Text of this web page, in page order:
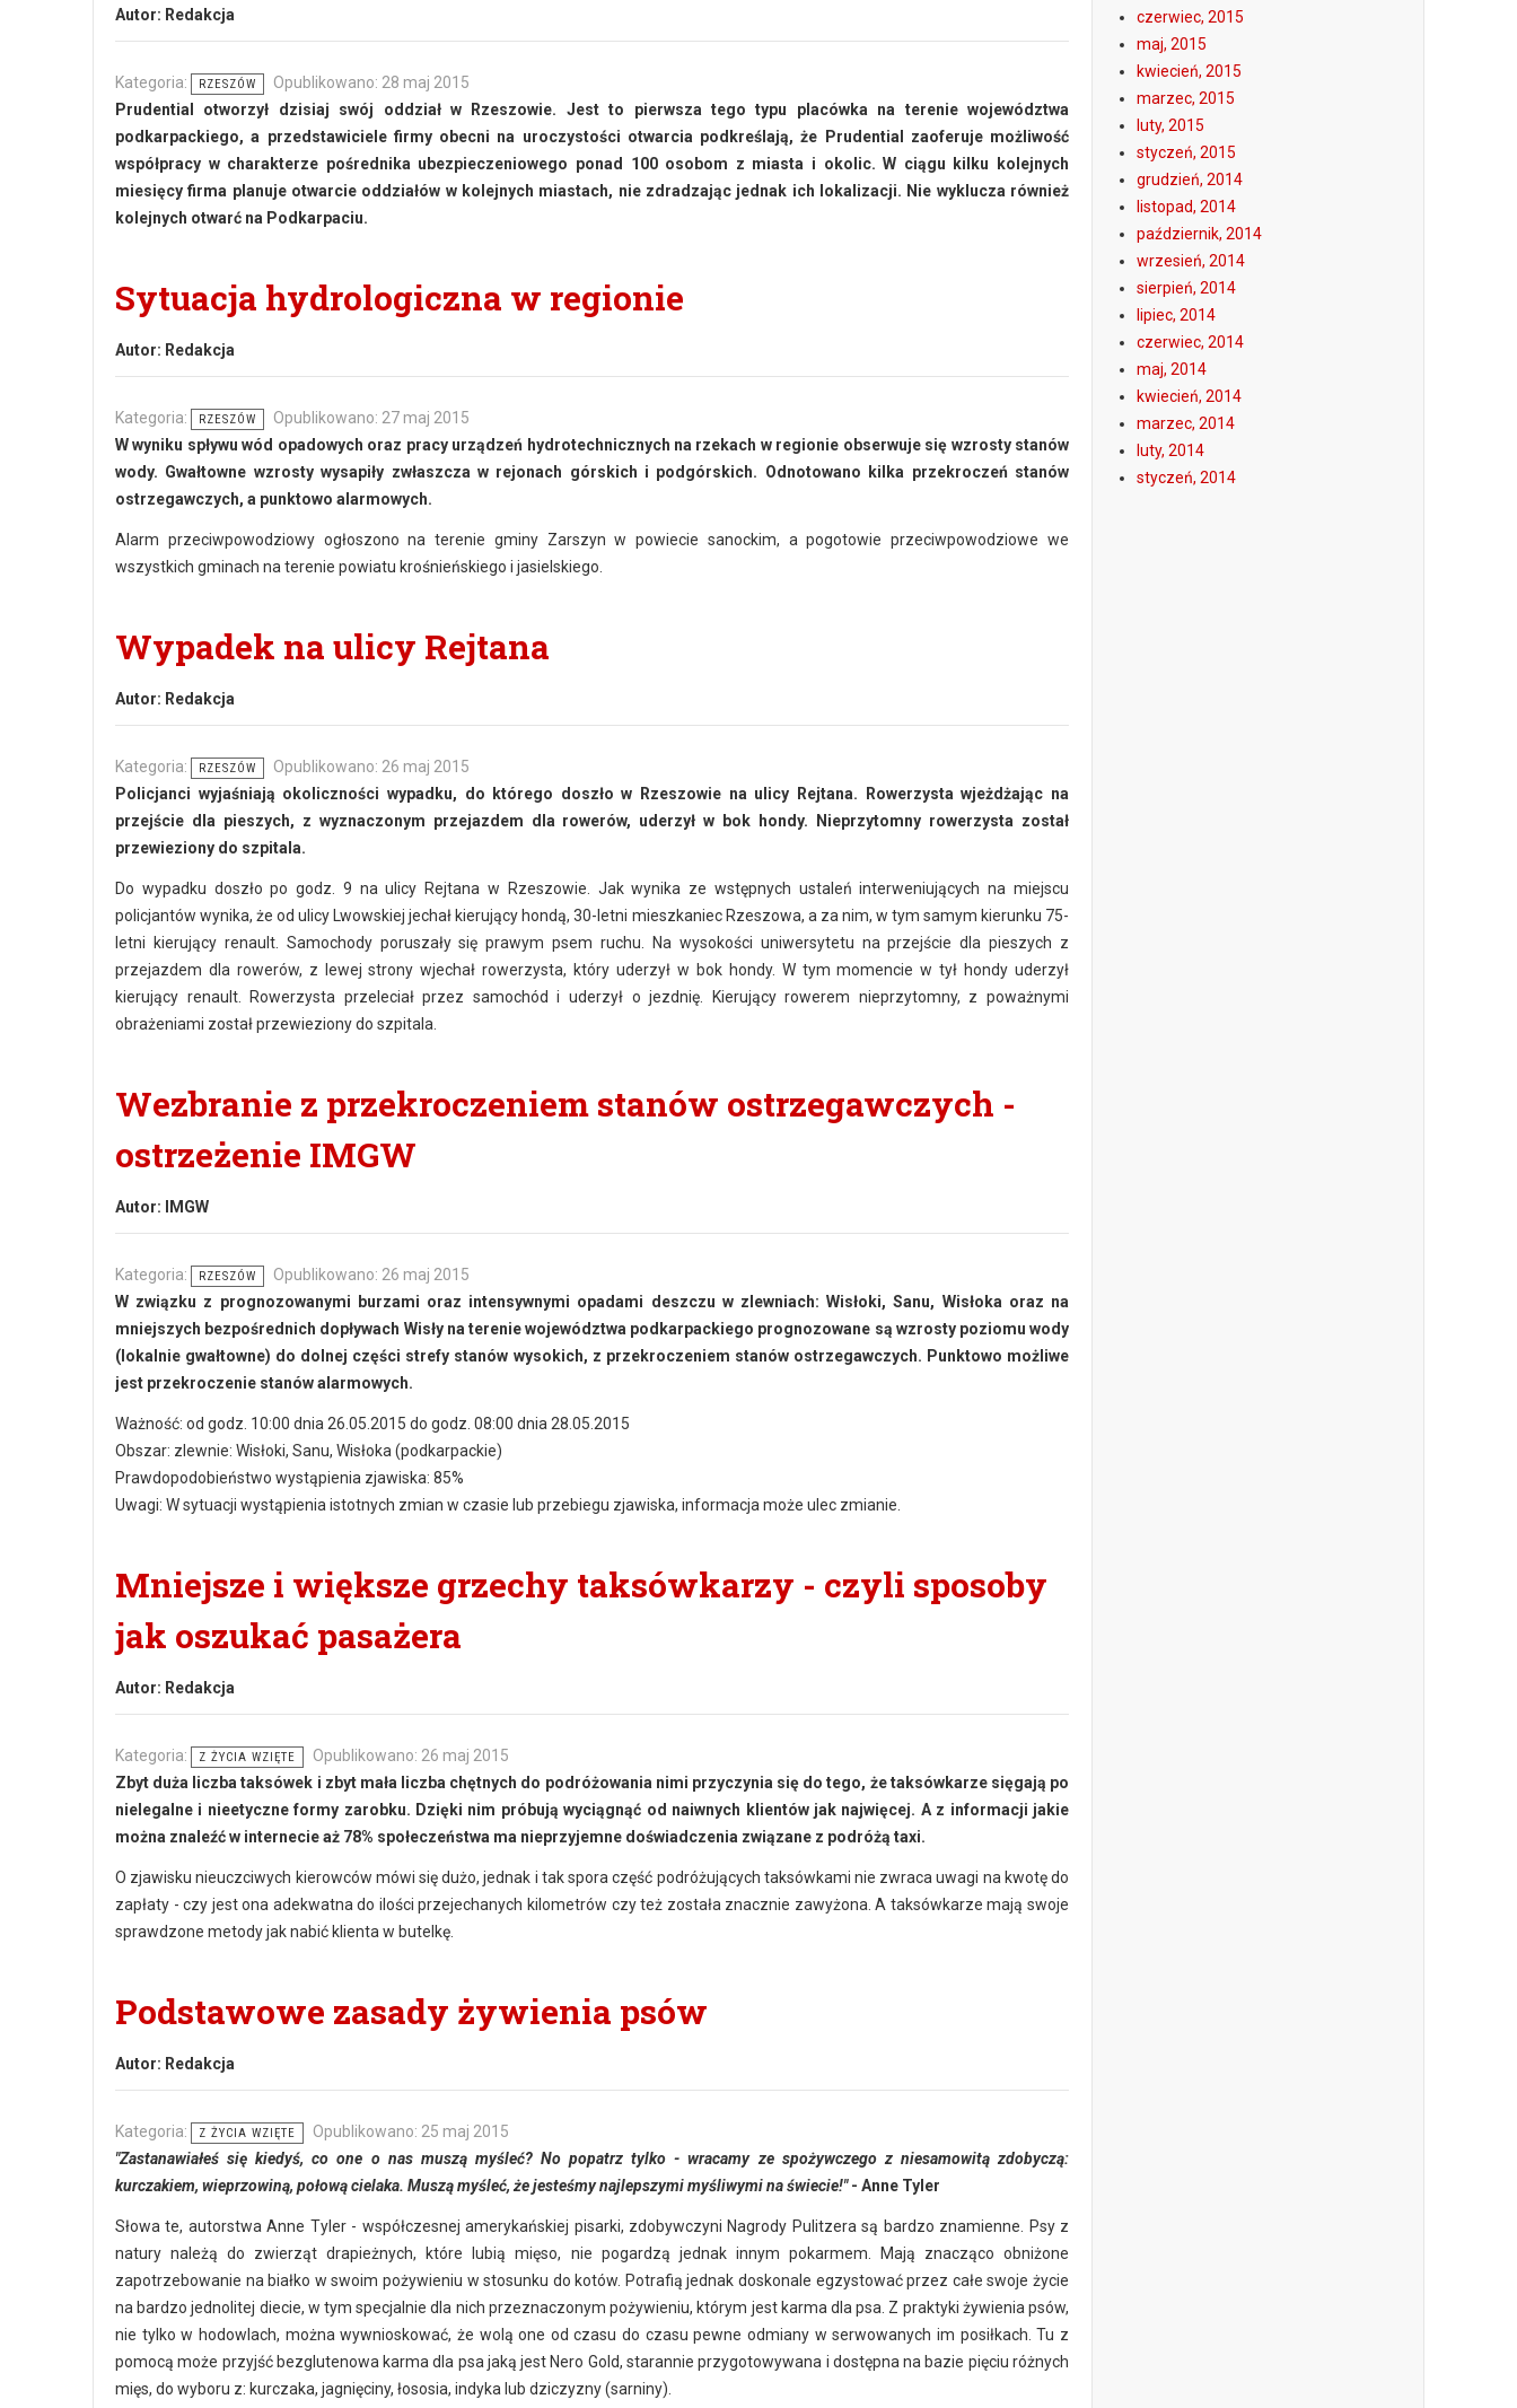
Autor: Redakcja
Kategoria: RZESZÓW
Opublikowano: 28 maj 2015
Prudential otworzył dzisiaj swój oddział w Rzeszowie. Jest to pierwsza tego typu placówka na terenie województwa
podkarpackiego, a przedstawiciele firmy obecni na uroczystości otwarcia podkreślają, że Prudential zaoferuje możliwość
współpracy w charakterze pośrednika ubezpieczeniowego ponad 100 osobom z miasta i okolic. W ciągu kilku kolejnych
miesięcy firma planuje otwarcie oddziałów w kolejnych miastach, nie zdradzając jednak ich lokalizacji. Nie wyklucza również
kolejnych otwarć na Podkarpaciu.
Sytuacja hydrologiczna w regionie
Autor: Redakcja
Kategoria: RZESZÓW
Opublikowano: 27 maj 2015
W wyniku spływu wód opadowych oraz pracy urządzeń hydrotechnicznych na rzekach w regionie obserwuje się wzrosty stanów
wody. Gwałtowne wzrosty wysapiły zwłaszcza w rejonach górskich i podgórskich. Odnotowano kilka przekroczeń stanów
ostrzegawczych, a punktowo alarmowych.
Alarm przeciwpowodziowy ogłoszono na terenie gminy Zarszyn w powiecie sanockim, a pogotowie przeciwpowodziowe we
wszystkich gminach na terenie powiatu krośnieńskiego i jasielskiego.
Wypadek na ulicy Rejtana
Autor: Redakcja
Kategoria: RZESZÓW
Opublikowano: 26 maj 2015
Policjanci wyjaśniają okoliczności wypadku, do którego doszło w Rzeszowie na ulicy Rejtana. Rowerzysta wjeżdżając na
przejście dla pieszych, z wyznaczonym przejazdem dla rowerów, uderzył w bok hondy. Nieprzytomny rowerzysta został
przewieziony do szpitala.
Do wypadku doszło po godz. 9 na ulicy Rejtana w Rzeszowie. Jak wynika ze wstępnych ustaleń interweniujących na miejscu
policjantów wynika, że od ulicy Lwowskiej jechał kierujący hondą, 30-letni mieszkaniec Rzeszowa, a za nim, w tym samym kierunku 75-
letni kierujący renault. Samochody poruszały się prawym psem ruchu. Na wysokości uniwersytetu na przejście dla pieszych z
przejazdem dla rowerów, z lewej strony wjechał rowerzysta, który uderzył w bok hondy. W tym momencie w tył hondy uderzył
kierujący renault. Rowerzysta przeleciał przez samochód i uderzył o jezdnię. Kierujący rowerem nieprzytomny, z poważnymi
obrażeniami został przewieziony do szpitala.
Wezbranie z przekroczeniem stanów ostrzegawczych -
ostrzeżenie IMGW
Autor: IMGW
Kategoria: RZESZÓW
Opublikowano: 26 maj 2015
W związku z prognozowanymi burzami oraz intensywnymi opadami deszczu w zlewniach: Wisłoki, Sanu, Wisłoka oraz na
mniejszych bezpośrednich dopływach Wisły na terenie województwa podkarpackiego prognozowane są wzrosty poziomu wody
(lokalnie gwałtowne) do dolnej części strefy stanów wysokich, z przekroczeniem stanów ostrzegawczych. Punktowo możliwe
jest przekroczenie stanów alarmowych.
Ważność: od godz. 10:00 dnia 26.05.2015 do godz. 08:00 dnia 28.05.2015
Obszar: zlewnie: Wisłoki, Sanu, Wisłoka (podkarpackie)
Prawdopodobieństwo wystąpienia zjawiska: 85%
Uwagi: W sytuacji wystąpienia istotnych zmian w czasie lub przebiegu zjawiska, informacja może ulec zmianie.
Mniejsze i większe grzechy taksówkarzy - czyli sposoby
jak oszukać pasażera
Autor: Redakcja
Kategoria: Z ŻYCIA WZIĘTE
Opublikowano: 26 maj 2015
Zbyt duża liczba taksówek i zbyt mała liczba chętnych do podróżowania nimi przyczynia się do tego, że taksówkarze sięgają po
nielegalne i nieetyczne formy zarobku. Dzięki nim próbują wyciągnąć od naiwnych klientów jak najwięcej. A z informacji jakie
można znaleźć w internecie aż 78% społeczeństwa ma nieprzyjemne doświadczenia związane z podróżą taxi.
O zjawisku nieuczciwych kierowców mówi się dużo, jednak i tak spora część podróżujących taksówkami nie zwraca uwagi na kwotę do
zapłaty - czy jest ona adekwatna do ilości przejechanych kilometrów czy też została znacznie zawyżona. A taksówkarze mają swoje
sprawdzone metody jak nabić klienta w butelkę.
Podstawowe zasady żywienia psów
Autor: Redakcja
Kategoria: Z ŻYCIA WZIĘTE
Opublikowano: 25 maj 2015
"Zastanawiałeś się kiedyś, co one o nas muszą myśleć? No popatrz tylko - wracamy ze spożywczego z niesamowitą zdobyczą:
kurczakiem, wieprzowiną, połową cielaka. Muszą myśleć, że jesteśmy najlepszymi myśliwymi na świecie!"- Anne Tyler
Słowa te, autorstwa Anne Tyler - współczesnej amerykańskiej pisarki, zdobywczyni Nagrody Pulitzera są bardzo znamienne. Psy z
natury należą do zwierząt drapieżnych, które lubią mięso, nie pogardzą jednak innym pokarmem. Mają znacząco obniżone
zapotrzebowanie na białko w swoim pożywieniu w stosunku do kotów. Potrafią jednak doskonale egzystować przez całe swoje życie
na bardzo jednolitej diecie, w tym specjalnie dla nich przeznaczonym pożywieniu, którym jest karma dla psa. Z praktyki żywienia psów,
nie tylko w hodowlach, można wywnioskować, że wolą one od czasu do czasu pewne odmiany w serwowanych im posiłkach. Tu z
pomocą może przyjść bezglutenowa karma dla psa jaką jest Nero Gold, starannie przygotowywana i dostępna na bazie pięciu różnych
mięs, do wyboru z: kurczaka, jagnięciny, łososia, indyka lub dziczyzny (sarniny).
czerwiec, 2015
maj, 2015
kwiecień, 2015
marzec, 2015
luty, 2015
styczeń, 2015
grudzień, 2014
listopad, 2014
październik, 2014
wrzesień, 2014
sierpień, 2014
lipiec, 2014
czerwiec, 2014
maj, 2014
kwiecień, 2014
marzec, 2014
luty, 2014
styczeń, 2014